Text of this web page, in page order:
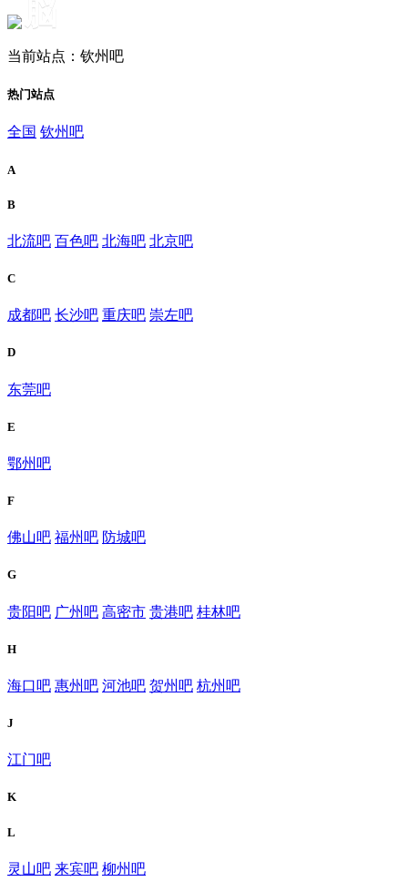
脳
当前站点：钦州吧
热门站点
全国 钦州吧
A
B
北流吧 百色吧 北海吧 北京吧
C
成都吧 长沙吧 重庆吧 崇左吧
D
东莞吧
E
鄂州吧
F
佛山吧 福州吧 防城吧
G
贵阳吧 广州吧 高密市 贵港吧 桂林吧
H
海口吧 惠州吧 河池吧 贺州吧 杭州吧
J
江门吧
K
L
灵山吧 来宾吧 柳州吧